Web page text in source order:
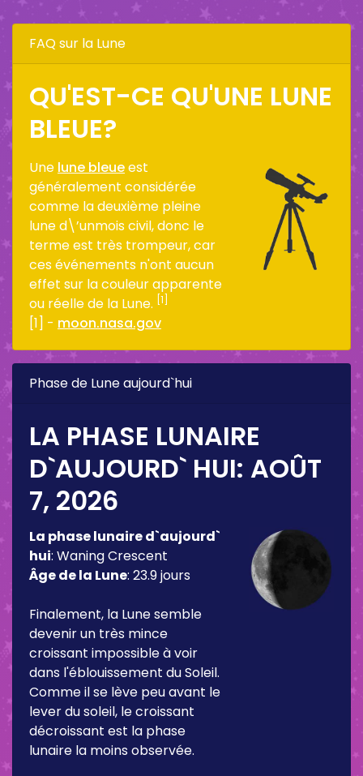
FAQ sur la Lune
QU'EST-CE QU'UNE LUNE
BLEUE?
Une lune bleueest
généralement considérée
comme la deuxième pleine
lune d\’unmois civil, donc le
terme est très trompeur, car
ces événements n'ont aucun
effet sur la couleur apparente
ou réelle de la Lune. [1]
[1] - moon.nasa.gov
Phase de Lune aujourd`hui
LA PHASE LUNAIRE
D`AUJOURD` HUI: AOÛT
7, 2026
La phase lunaire d`aujourd`
hui: Waning Crescent
Âge de la Lune: 23.9 jours
Finalement, la Lune semble
devenir un très mince
croissant impossible à voir
dans l'éblouissement du Soleil.
Comme il se lève peu avant le
lever du soleil, le croissant
décroissant est la phase
lunaire la moins observée.